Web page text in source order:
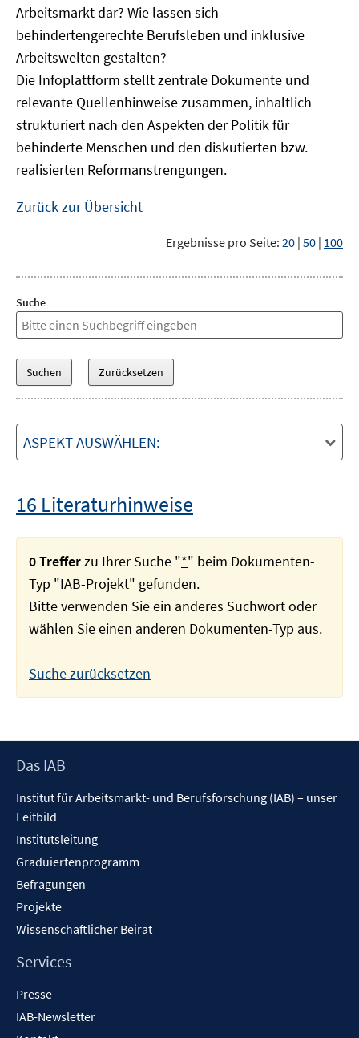
Arbeitsmarkt dar? Wie lassen sich
behindertengerechte Berufsleben und inklusive
Arbeitswelten gestalten?
Die Infoplattform stellt zentrale Dokumente und
relevante Quellenhinweise zusammen, inhaltlich
strukturiert nach den Aspekten der Politik für
behinderte Menschen und den diskutierten bzw.
realisierten Reformanstrengungen.
Zurück zur Übersicht
Ergebnisse pro Seite: 20 | 50 | 100
Suche
ASPEKT AUSWÄHLEN:
16 Literaturhinweise
0 Trefferzu Ihrer Suche "*" beim Dokumenten-
Typ "IAB-Projekt" gefunden.
Bitte verwenden Sie ein anderes Suchwort oder
wählen Sie einen anderen Dokumenten-Typ aus.
Suche zurücksetzen
Footer
Das IAB
Institut für Arbeitsmarkt- und Berufsforschung (IAB) – unser
Leitbild
Institutsleitung
Graduiertenprogramm
Befragungen
Projekte
Wissenschaftlicher Beirat
Services
Presse
IAB-Newsletter